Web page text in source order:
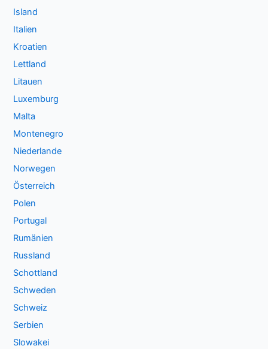
Island
Italien
Kroatien
Lettland
Litauen
Luxemburg
Malta
Montenegro
Niederlande
Norwegen
Österreich
Polen
Portugal
Rumänien
Russland
Schottland
Schweden
Schweiz
Serbien
Slowakei